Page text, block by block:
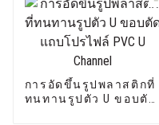
การอัดขึ้นรูปพลาสติกที่
ทนทานรูปตัว U ขอบตัด